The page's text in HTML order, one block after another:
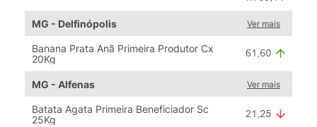
MG - Delfinópolis Ver mais
Banana Prata Anã Primeira Produtor Cx
20Kg
MG - Alfenas Ver mais
Batata Agata Primeira Beneficiador Sc
25Kg